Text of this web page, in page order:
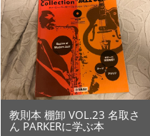
教則本 棚卸 VOL.23 名取さ
ん PARKERに学ぶ本